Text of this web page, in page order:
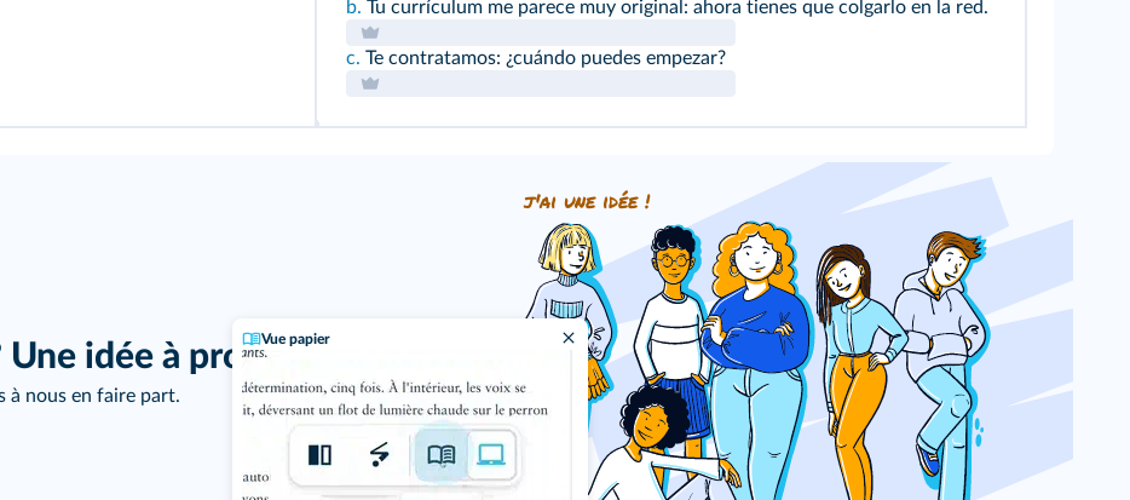
Vue papier
b. Tu currículum me parece muy original: ahora tienes que colgarlo en la red.
c. Te contratamos: ¿cuándo puedes empezar?
idée à proposer ?
à nous en faire part.
j'ai une idée !